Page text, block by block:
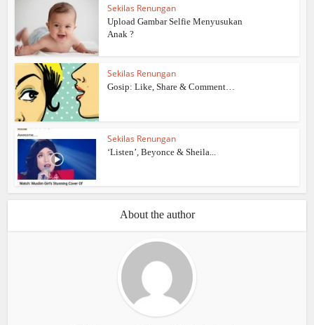
Sekilas Renungan
Upload Gambar Selfie Menyusukan
Anak ?
Sekilas Renungan
Gosip: Like, Share & Comment…
Sekilas Renungan
‘Listen’, Beyonce & Sheila...
About the author